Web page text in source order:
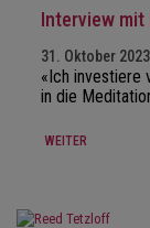
Interview mit
31. Oktober 2023
«Ich
in die
WEITER